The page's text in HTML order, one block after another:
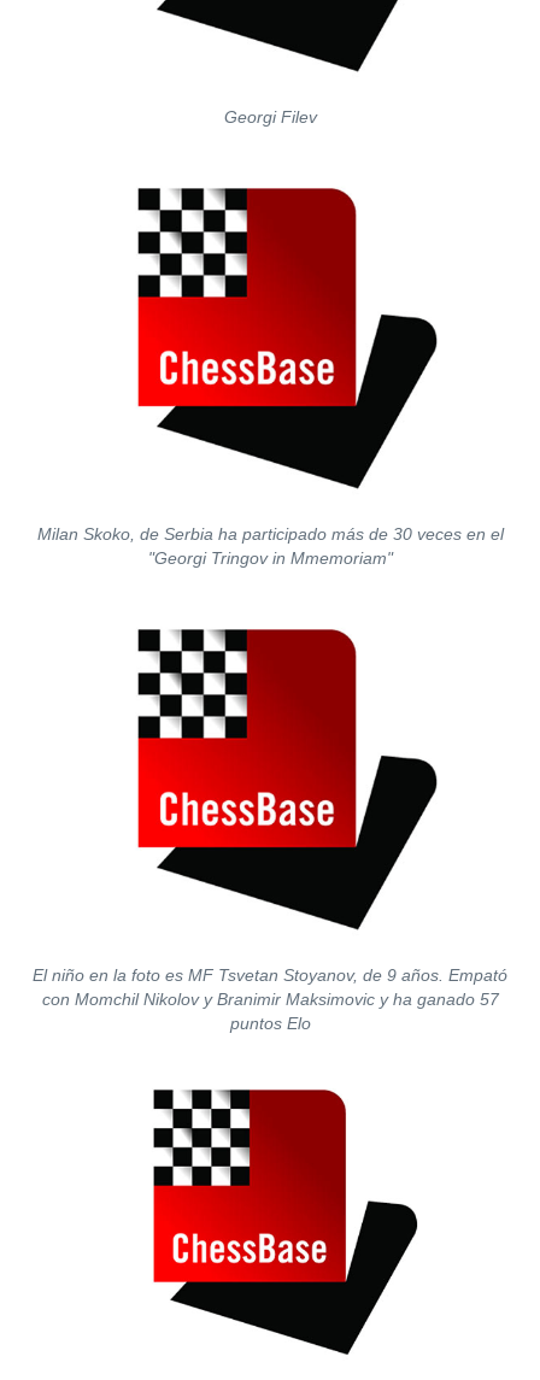
Georgi Filev
Milan Skoko, de Serbia ha participado más de 30 veces en el
"Georgi Tringov in Mmemoriam"
El niño en la foto es MF Tsvetan Stoyanov, de 9 años. Empató
con Momchil Nikolov y Branimir Maksimovic y ha ganado 57
puntos Elo